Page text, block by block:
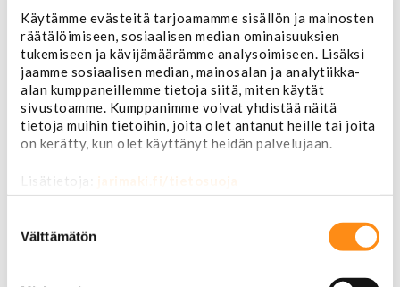
Käytämme evästeitä tarjoamamme sisällön ja mainosten
räätälöimiseen, sosiaalisen median ominaisuuksien
tukemiseen ja kävijämäärämme analysoimiseen. Lisäksi
jaamme sosiaalisen median, mainosalan ja analytiikka-
alan kumppaneillemme tietoja siitä, miten käytät
sivustoamme. Kumppanimme voivat yhdistää näitä
tietoja muihin tietoihin, joita olet antanut heille tai joita
on kerätty, kun olet käyttänyt heidän palvelujaan.
Lisätietoja: jarimaki.fi/tietosuoja
valinta
Välttämätön
Jeep
Lasit, ikkunatarvikkeet
Sivulasit/takalasit
Tuulilasit
Tuulilasin pyyhkijän osat
Pyyhkijänsulat
Sivulasivisiirit ja tuuliohjaimet
Lavatarvikkeet PickUp:eihin
Lavakatteet Pick Up:eihin
Renkaat ja vanteet